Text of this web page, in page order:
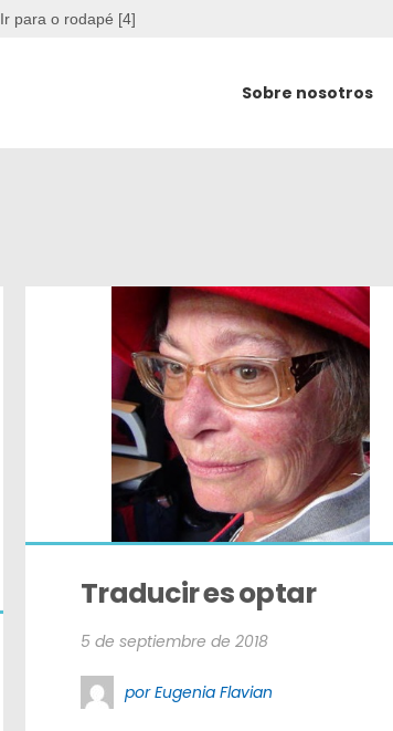
Ir para o rodapé [4]
Sobre nosotros
Traducir es optar
5 de septiembre de 2018
por Eugenia Flavian